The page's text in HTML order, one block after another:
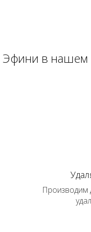
Эфини в нашем
Производим